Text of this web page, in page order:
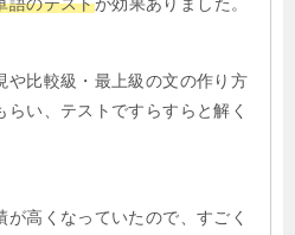
や比較級・最上級の文の作り方
らい、テストですらすらと解く
が高くなっていたので、すごく